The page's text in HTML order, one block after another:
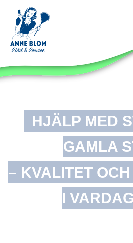
HJÄLP MED
GAMLA
– KVALITET
I